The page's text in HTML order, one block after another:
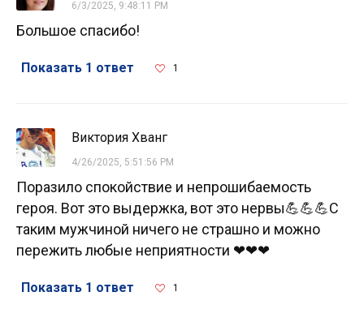
6/3/2025, 9:48:11 PM
Большое спасибо!
Показать 1 ответ 1
Виктория Хванг
4/26/2025, 5:51:56 PM
Поразило спокойствие и непрошибаемость
героя. Вот это выдержка, вот это нервы💪💪💪С
таким мужчиной ничего не страшно и можно
пережить любые неприятности ❤❤❤
Показать 1 ответ 1